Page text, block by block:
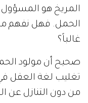
المريخ هو
الحمل. فهل نفهم
غالباً؟
صحيح أن مولود
تغليب لغة العقل في
من دون التنازل عن